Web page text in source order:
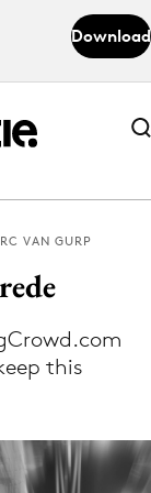
Download
Abonneer nu
Abonneer nu
VAN GURP
this